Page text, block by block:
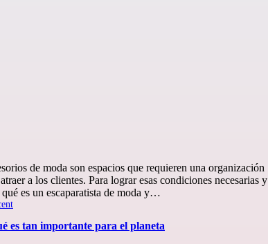
de moda son espacios que requieren una organización
a los clientes. Para lograr esas condiciones necesarias y
es un escaparatista de moda y…
es tan importante para el planeta